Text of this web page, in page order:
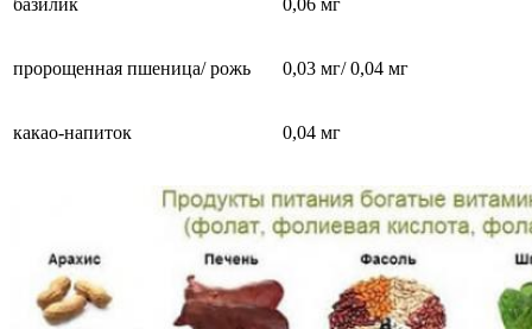
пророщенная пшеница/ рожь 0,03 мг/ 0,04 мг
какао-напиток 0,04 мг